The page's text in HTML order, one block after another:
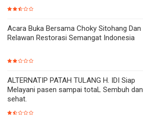
Acara Buka Bersama Choky Sitohang Dan
Relawan Restorasi Semangat Indonesia
ALTERNATIP PATAH TULANG H. IDI Siap
Melayani pasen sampai totaL Sembuh dan
sehat.